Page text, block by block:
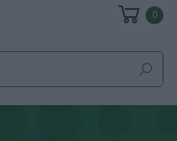
0